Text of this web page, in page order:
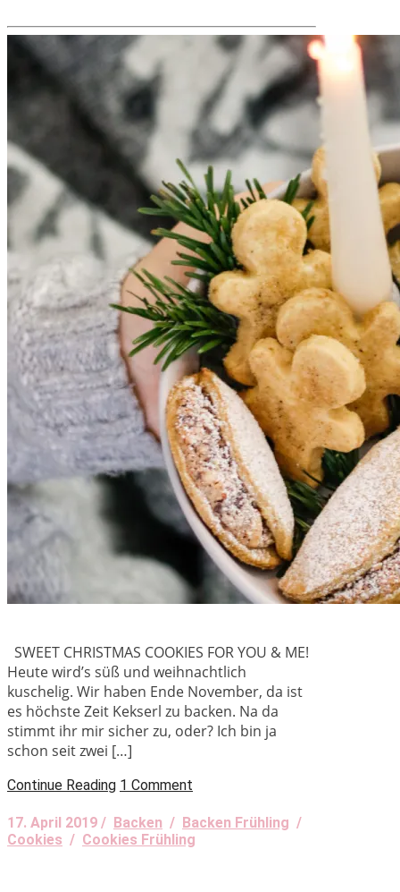
SWEET CHRISTMAS COOKIES FOR YOU & ME!
Heute wird’s süß und weihnachtlich
kuschelig. Wir haben Ende November, da ist
es höchste Zeit Kekserl zu backen. Na da
stimmt ihr mir sicher zu, oder? Ich bin ja
schon seit zwei […]
Continue Reading 1 Comment
17. April 2019 / Backen / Backen Frühling /
Cookies / Cookies Frühling